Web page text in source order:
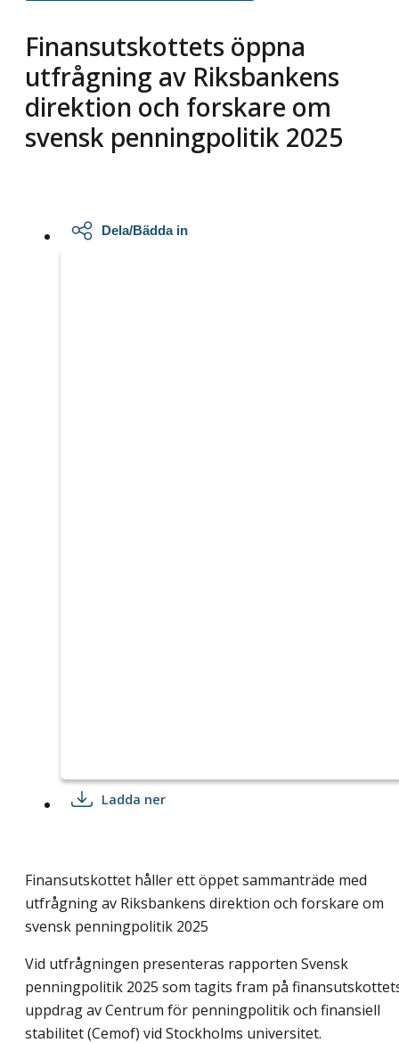
Finansutskottets öppna
utfrågning av Riksbankens
direktion och forskare om
svensk penningpolitik 2025
Dela/Bädda in
Ladda ner
Finansutskottet håller ett öppet sammanträde med
utfrågning av Riksbankens direktion och forskare om
svensk penningpolitik 2025
Vid utfrågningen presenteras rapporten Svensk
penningpolitik 2025 som tagits fram på
uppdrag av Centrum för penningpolitik och finansiell
stabilitet (Cemof) vid Stockholms universitet.